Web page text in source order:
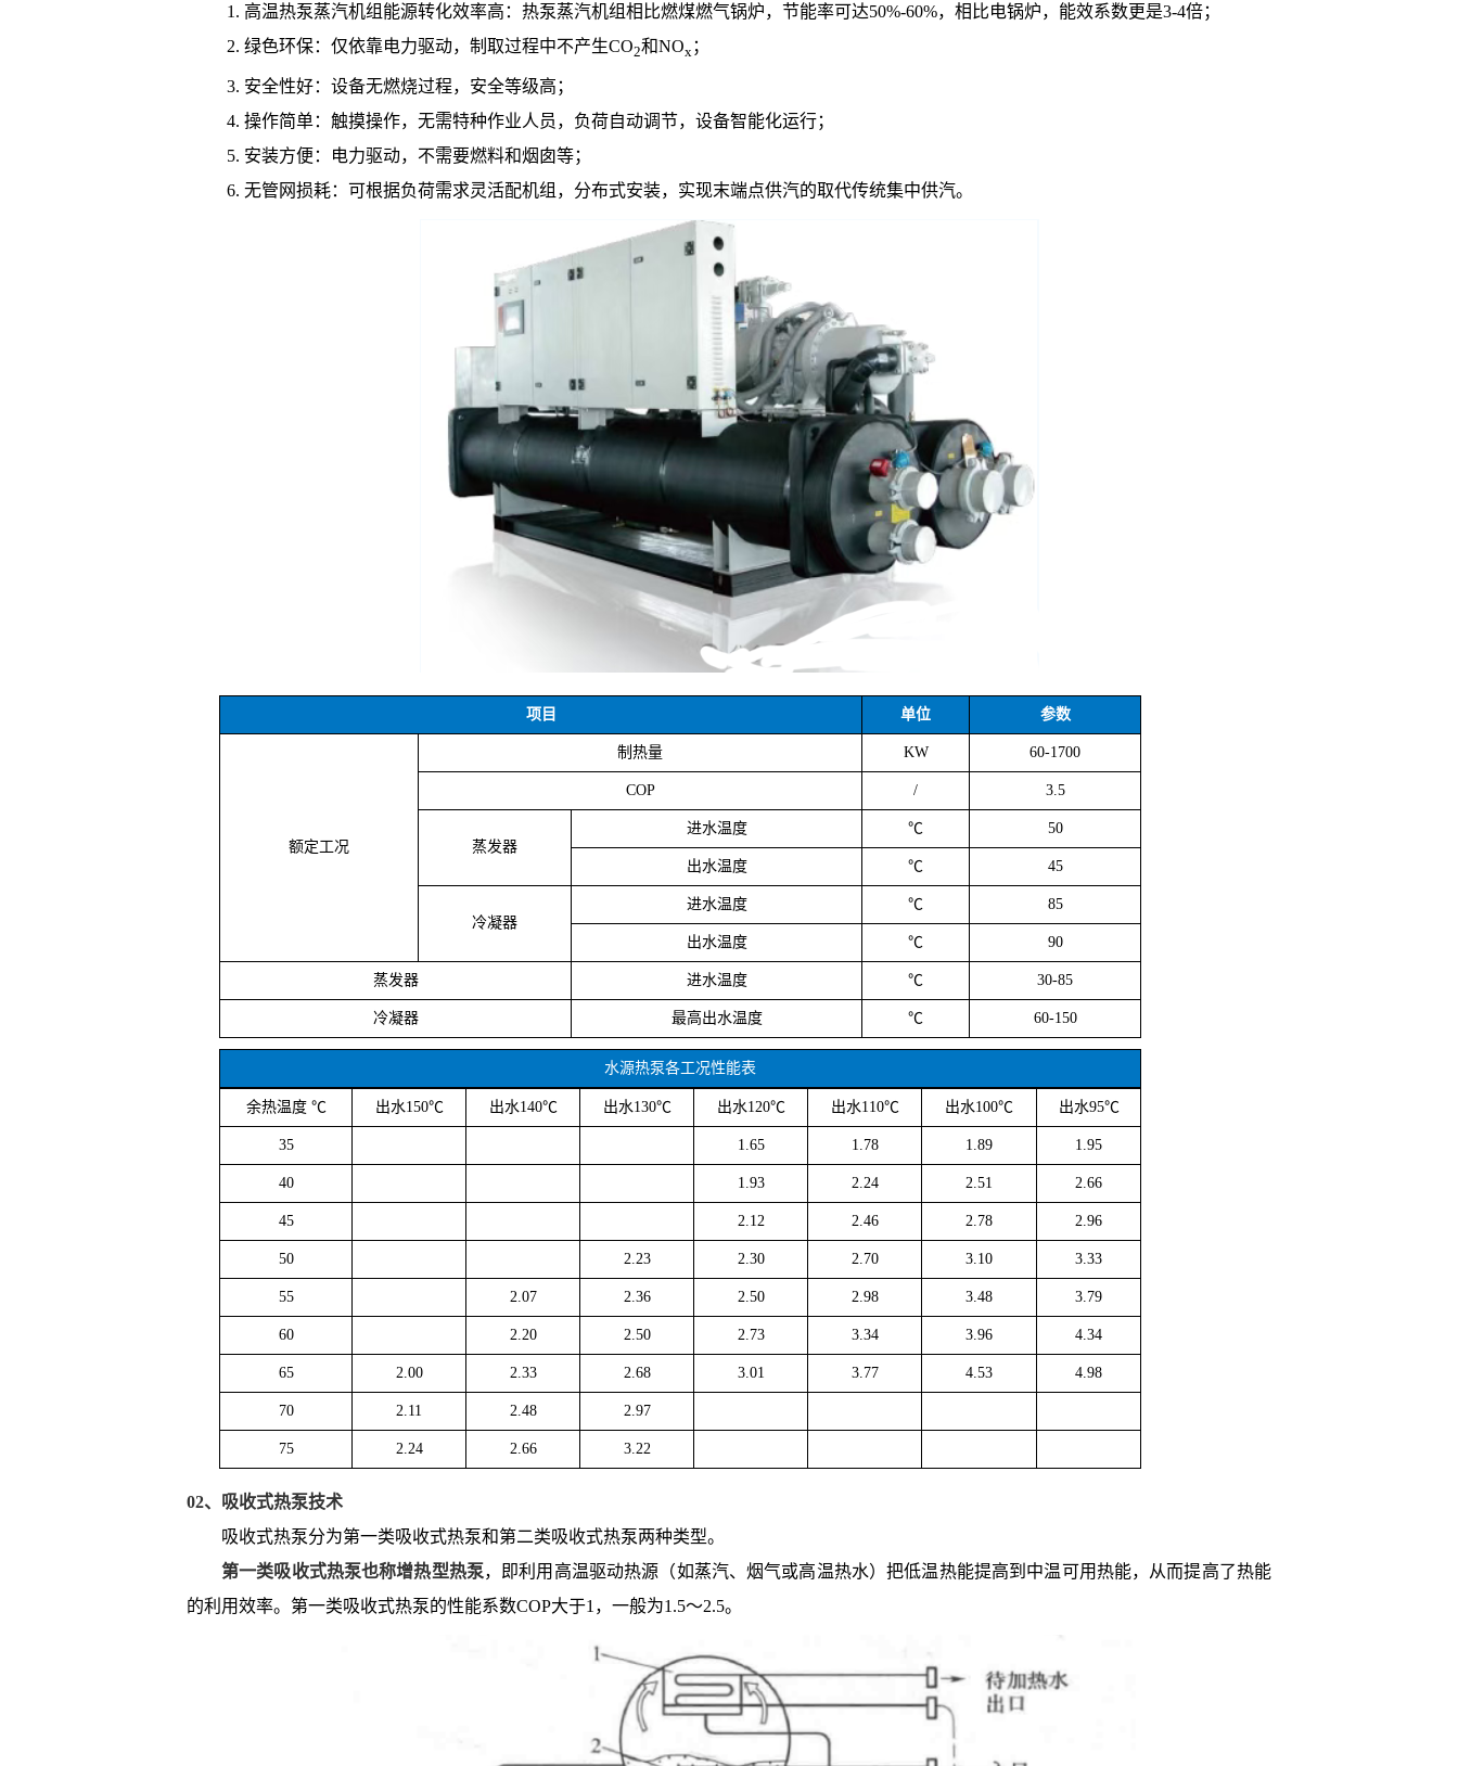
高温热泵蒸汽机组能源转化效率高：热泵蒸汽机组相比燃煤燃气锅炉，节能率可达50%-60%，相比电锅炉，能效系数更是3-4倍；
绿色环保：仅依靠电力驱动，制取过程中不产生CO2和NOx ；
安全性好：设备无燃烧过程，安全等级高；
操作简单：触摸操作，无需特种作业人员，负荷自动调节，设备智能化运行；
安装方便：电力驱动，不需要燃料和烟囱等；
无管网损耗：可根据负荷需求灵活配机组，分布式安装，实现末端点供汽的取代传统集中供汽。
项目 单位 参数
额定工况
制热量 KW 60-1700
COP / 3.5
蒸发器
进水温度 ℃ 50
出水温度 ℃ 45
冷凝器
进水温度 ℃ 85
出水温度 ℃ 90
蒸发器 进水温度 ℃ 30-85
冷凝器 最高出水温度 ℃ 60-150
水源热泵各工况性能表
余热温度 ℃ 出水150℃ 出水140℃ 出水130℃ 出水120℃ 出水110℃ 出水100℃ 出水95℃
35 1.65 1.78 1.89 1.95
40 1.93 2.24 2.51 2.66
45 2.12 2.46 2.78 2.96
50 2.23 2.30 2.70 3.10 3.33
55 2.07 2.36 2.50 2.98 3.48 3.79
60 2.20 2.50 2.73 3.34 3.96 4.34
65 2.00 2.33 2.68 3.01 3.77 4.53 4.98
70 2.11 2.48 2.97
75 2.24 2.66 3.22
02、吸收式热泵技术
吸收式热泵分为第一类吸收式热泵和第二类吸收式热泵两种类型。
第一类吸收式热泵也称增热型热泵，即利用高温驱动热源（如蒸汽、烟气或高温热水）把低温热能提高到中温可用热能，从而提高了热能
的利用效率。第一类吸收式热泵的性能系数COP大于1，一般为1.5～2.5。